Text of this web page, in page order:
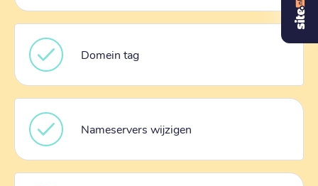
Domein tag
Nameservers wijzigen